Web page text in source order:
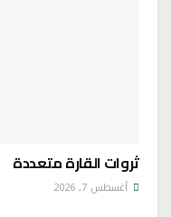
ثروات القارة متعددة
أغسطس 7, 2026